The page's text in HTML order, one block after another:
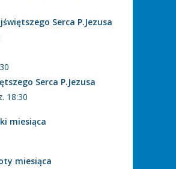
Serca P.Jezusa
Serca P.Jezusa
18:30
miesiąca
miesiąca